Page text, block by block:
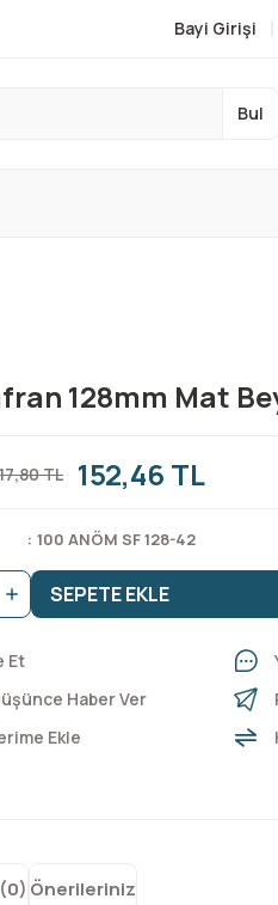
Bayi Girişi
Bul
128mm Mat
TL 152,46 TL
100 ANÖM SF 128-42
SEPETE EKLE
Et
Haber Ver
Önerileriniz